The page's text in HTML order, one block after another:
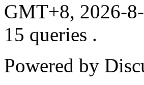
GMT+8, 2026-
15 queries .
Powered by